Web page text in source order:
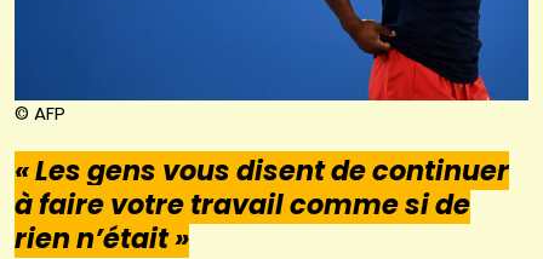
© AFP
« Les gens vous disent de continuer
à faire votre travail comme si de
rien n’était »